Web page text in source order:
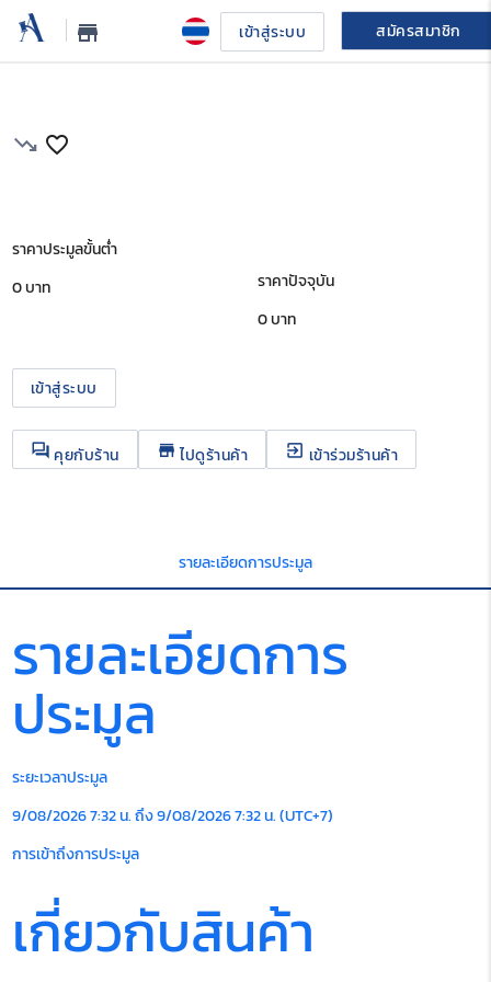
store_mall_directory เข้าสู่ระบบ สมัครสมาชิก
trending_down favorite_border
ราคาประมูลขั้นต่ำ
0 บาท
ราคาปัจจุบัน
0บาท
เข้าสู่ระบบ
question_answer คุยกับร้าน store ไปดูร้านค้า exit_to_app เข้าร่วมร้านค้า
รายละเอียดการประมูล
รายละเอียดการ
ประมูล
ระยะเวลาประมูล
9/08/2026 7:32 น. ถึง 9/08/2026 7:32 น. (UTC+7)
การเข้าถึงการประมูล
เกี่ยวกับสินค้า